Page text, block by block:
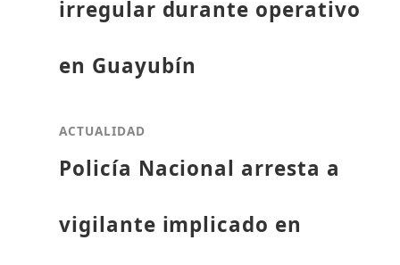
irregular durante operativo
en Guayubín
ACTUALIDAD
Policía Nacional arresta a
vigilante implicado en